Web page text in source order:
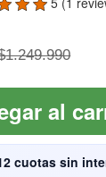
al
cuotas sin